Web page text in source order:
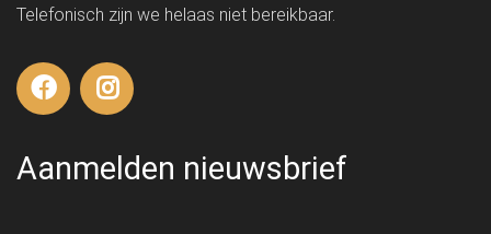
Telefonisch zijn we helaas niet bereikbaar.
Aanmelden nieuwsbrief